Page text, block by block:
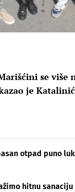
se više
je Katalinić
otpad puno
hitnu